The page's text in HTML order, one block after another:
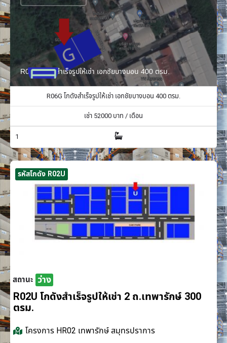
R06G โกดังสำเร็จรูปให้เช่า เอกชัยบางบอน 400 ตรม.
R06G โกดังสำเร็จรูปให้เช่า เอกชัยบางบอน 400 ตรม.
เช่า 52000 บาท / เดือน
1
รหัสโกดัง R02U
สถานะ ว่าง
R02U โกดังสำเร็จรูปให้เช่า 2 ถ.เทพารักษ์ 300
ตรม.
โครงการ HR02 เทพารักษ์ สมุทรปราการ